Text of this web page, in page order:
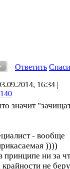
Ответить
16:34 |
140
значит
- вообще
))))
принципе ни за
крайности не